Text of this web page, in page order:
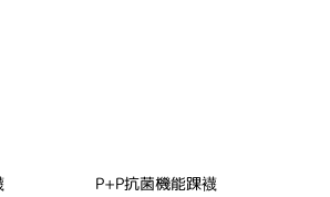
P+P抗菌機能踝襪